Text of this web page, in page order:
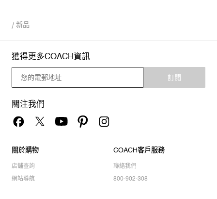
/ 新品
獲得更多COACH資訊
訂閱
關注我們
關於購物
店舖查詢
網站導航
COACH客戶服務
聯絡我們
800-902-308